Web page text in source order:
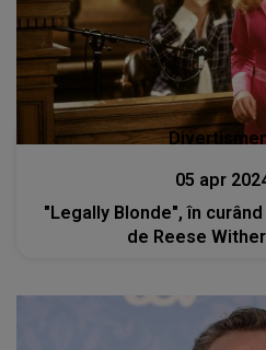
05 apr
"Legally Blonde", în
de Reese